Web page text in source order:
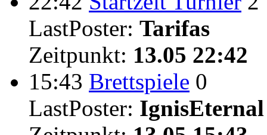
LastPoster: Tarifas
Zeitpunkt: 13.05 22:42
15:43 Brettspiele 0
LastPoster: IgnisEternal